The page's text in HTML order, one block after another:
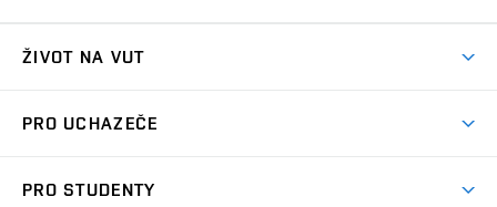
ŽIVOT NA VUT
Koleje
PRO UCHAZEČE
PRO STUDENTY